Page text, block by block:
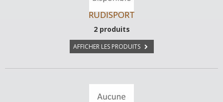
RUDISPORT
2 produits
AFFICHER LES PRODUITS